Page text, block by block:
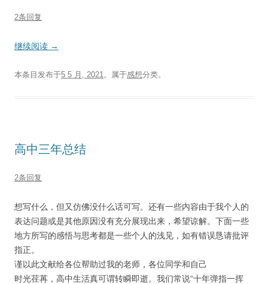
2条回复
继续阅读 →
本条目发布于5 5 月, 2021。属于感想分类。
高中三年总结
2条回复
想写什么，但又仿佛没什么话可写。还有一些内容由于我个人的
表达问题或是其他原因没有充分展现出来，希望谅解。下面一些
地方所写的感悟与思考都是一些个人的浅见，如有错误恳请批评
指正。
谨以此文献给各位帮助过我的老师，各位同学和自己
时光荏苒，高中生活真可谓转瞬即逝。我们常说“十年弹指一挥